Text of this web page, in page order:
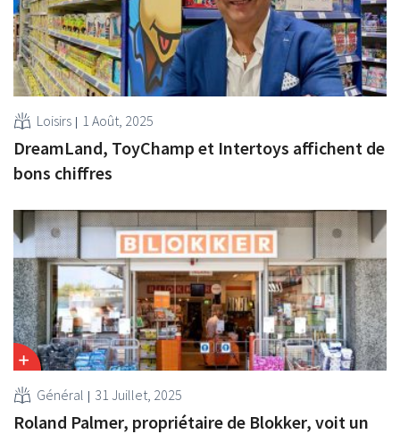
Loisirs 1 Août, 2025
DreamLand, ToyChamp et Intertoys affichent de
bons chiffres
Général 31 Juillet, 2025
Roland Palmer, propriétaire de Blokker, voit un